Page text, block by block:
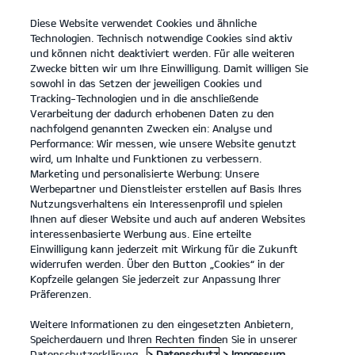
open
menu
KONTAKT
... ERSATZTEILE
KIA ERSATZTEILE
Kia EV6 GT Elektromotor, 430 kW, AWD
(Strom/Reduktionsgetriebe);
430 kW (585 PS): Stromverbrauch kombiniert 20,6 kWh/100 km; CO₂-
Emissionen kombiniert 0 g/km; CO₂-Klasse A. Bis zu 424 km Reichweite.
Ersatzteile
Diese Website verwendet Cookies und ähnliche
Technologien. Technisch notwendige Cookies sind aktiv
und können nicht deaktiviert werden. Für alle weiteren
Zwecke bitten wir um Ihre Einwilligung. Damit willigen Sie
sowohl in das Setzen der jeweiligen Cookies und
Tracking-Technologien und in die anschließende
Verarbeitung der dadurch erhobenen Daten zu den
nachfolgend genannten Zwecken ein: Analyse und
Performance: Wir messen, wie unsere Website genutzt
wird, um Inhalte und Funktionen zu verbessern.
Marketing und personalisierte Werbung: Unsere
Werbepartner und Dienstleister erstellen auf Basis Ihres
Nutzungsverhaltens ein Interessenprofil und spielen
Ihnen auf dieser Website und auch auf anderen Websites
interessenbasierte Werbung aus. Eine erteilte
Einwilligung kann jederzeit mit Wirkung für die Zukunft
widerrufen werden. Über den Button „Cookies“ in der
Kopfzeile gelangen Sie jederzeit zur Anpassung Ihrer
Präferenzen.
Weitere Informationen zu den eingesetzten Anbietern,
Speicherdauern und Ihren Rechten finden Sie in unserer